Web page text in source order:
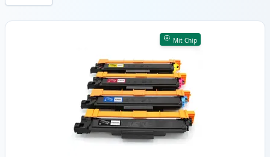
Produkte
Mit Chip